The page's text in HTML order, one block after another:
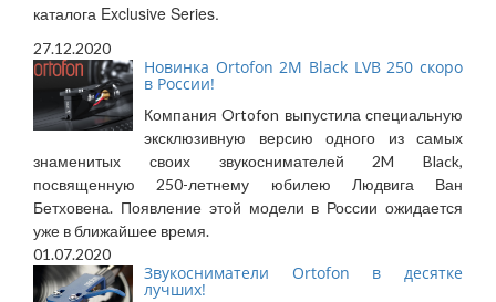
каталога Exclusive Series.
27.12.2020
Новинка Ortofon 2M Black LVB 250 скоро
в России!
Компания Ortofon выпустила специальную
эксклюзивную версию одного из самых
знаменитых своих звукоснимателей 2M Black,
посвященную 250-летнему юбилею Людвига Ван
Бетховена. Появление этой модели в России ожидается
уже в ближайшее время.
01.07.2020
Звукосниматели Ortofon в десятке
лучших!